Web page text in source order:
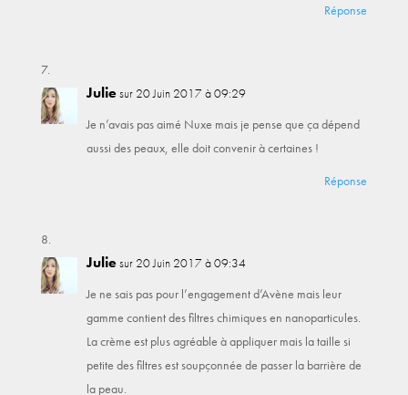
Réponse
Juliesur 20 Juin 2017 à 09:29
Je n’avais pas aimé Nuxe mais je pense que ça dépend
aussi des peaux, elle doit convenir à certaines !
Réponse
Juliesur 20 Juin 2017 à 09:34
Je ne sais pas pour l’engagement d’Avène mais leur
gamme contient des filtres chimiques en nanoparticules.
La crème est plus agréable à appliquer mais la taille si
petite des filtres est soupçonnée de passer la barrière de
la peau.